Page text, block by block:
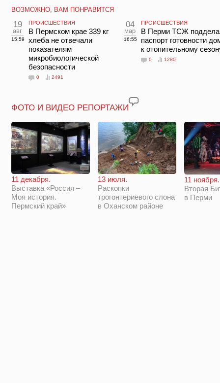
ВОЗМОЖНО, ВАМ ПОНРАВИТСЯ
19
авг
15:59
ПРОИСШЕСТВИЯ
В Пермском крае 339 кг
хлеба не отвечали
показателям
микробиологической
безопасности
0 2491
04
мар
16:55
ПРОИСШЕСТВИЯ
В Перми ТСЖ
паспорт готовности
к отопительному
0 1280
ФОТО И ВИДЕО РЕПОРТАЖИ
11 декабря.
Выставка «Россия –
Моя история.
Пермский край»
13 июля.
Раскопки
трогонтериевого слона
в Оханском районе
11 ноября.
Вторая
в Перми